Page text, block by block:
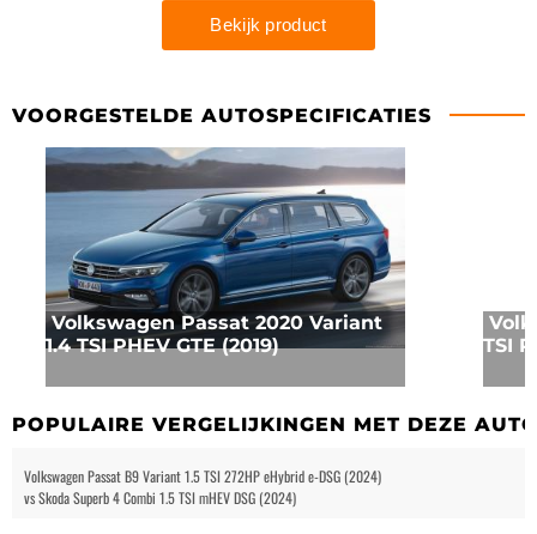
VOORGESTELDE AUTOSPECIFICATIES
Volkswagen Passat 2020 Variant
1.4 TSI PHEV GTE (2019)
TSI
POPULAIRE VERGELIJKINGEN MET DEZE
Volkswagen Passat B9 Variant 1.5 TSI 272HP eHybrid e-DSG (2024)
vs Skoda Superb 4 Combi 1.5 TSI mHEV DSG (2024)